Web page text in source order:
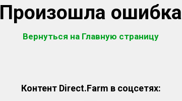
Произошла ошибка
Вернуться на Главную страницу
Контент Direct.Farm в соцсетях: